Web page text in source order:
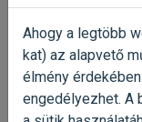
Ahogy a legtöbb
kat) az alapvető
élmény
engedélyezhet. A